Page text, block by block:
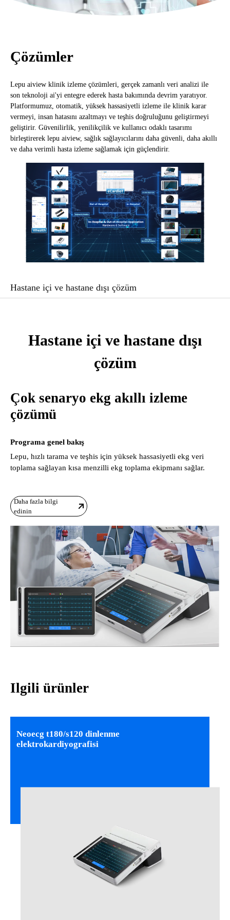
Çözümler
Lepu aiview klinik izleme çözümleri, gerçek zamanlı veri analizi ile
son teknoloji ai'yi entegre ederek hasta bakımında devrim yaratıyor.
Platformumuz, otomatik, yüksek hassasiyetli izleme ile klinik karar
vermeyi, insan hatasını azaltmayı ve teşhis doğruluğunu geliştirmeyi
geliştirir. Güvenilirlik, yenilikçilik ve kullanıcı odaklı tasarımı
birleştirerek lepu aiview, sağlık sağlayıcılarını daha güvenli, daha akıllı
ve daha verimli hasta izleme sağlamak için güçlendirir.
Hastane içi ve hastane dışı çözüm
Hastane içi ve hastane dışı
çözüm
Çok senaryo ekg akıllı izleme
çözümü
Programa genel bakış
Lepu, hızlı tarama ve teşhis için yüksek hassasiyetli ekg veri
toplama sağlayan kısa menzilli ekg toplama ekipmanı sağlar.
Daha fazla bilgi
edinin
Ilgili ürünler
Neoecg t180/s120 dinlenme
elektrokardiyografisi